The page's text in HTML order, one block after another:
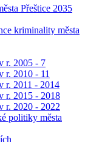
Přeštice 2035
kriminality města
r. 2005 - 7
r. 2010 - 11
r. 2011 - 2014
r. 2015 - 2018
r. 2020 - 2022
politiky města